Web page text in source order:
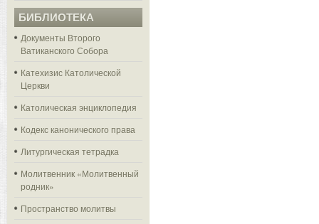
БИБЛИОТЕКА
Документы Второго
Ватиканского Собора
Катехизис Католической
Церкви
Католическая энциклопедия
Кодекс канонического права
Литургическая тетрадка
Молитвенник «Молитвенный
родник»
Пространство молитвы